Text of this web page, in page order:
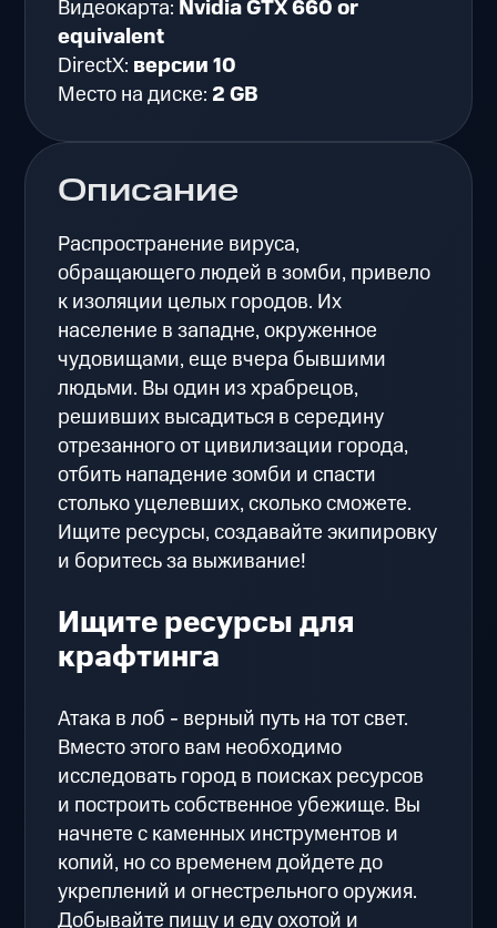
Описание
Распространение вируса,
обращающего людей в зомби, привело
к изоляции целых городов. Их
население в западне, окруженное
чудовищами, еще вчера бывшими
людьми. Вы один из храбрецов,
решивших высадиться в середину
отрезанного от цивилизации города,
отбить нападение зомби и спасти
столько уцелевших, сколько сможете.
Ищите ресурсы, создавайте экипировку
и боритесь за выживание!
Ищите ресурсы для
крафтинга
Атака в лоб - верный путь на тот свет.
Вместо этого вам необходимо
исследовать город в поисках ресурсов
и построить собственное убежище. Вы
начнете с каменных инструментов и
копий, но со временем дойдете до
укреплений и огнестрельного оружия.
Добывайте пищу и еду охотой и
Видеокарта: Nvidia GTX 660 or
equivalent
DirectX: версии 10
Место на диске: 2 GB